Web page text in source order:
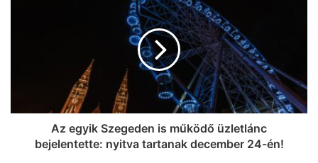
Az egyik Szegeden is működő üzletlánc
bejelentette: nyitva tartanak december 24-én!